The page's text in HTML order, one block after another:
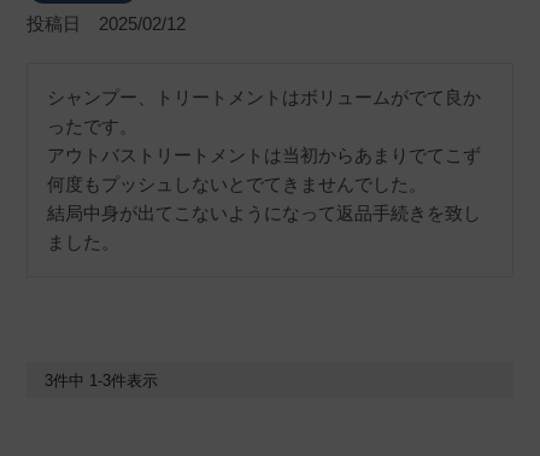
投稿日 2025/02/12
シャンプー、トリートメントはボリュームがでて良か
ったです。
アウトバストリートメントは当初からあまりでてこず
何度もプッシュしないとでてきませんでした。
結局中身が出てこないようになって返品手続きを致し
ました。
3件中 1-3件表示